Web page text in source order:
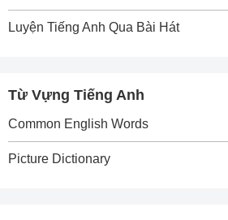
Luyện Tiếng Anh Qua Bài Hát
Từ Vựng Tiếng Anh
Common English Words
Picture Dictionary